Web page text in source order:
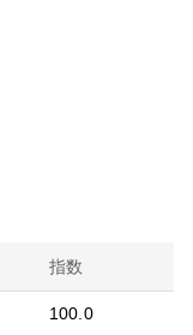
指数
100.0